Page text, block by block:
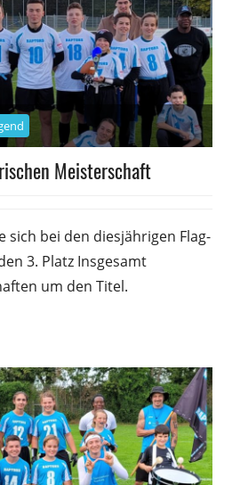
Meisterschaft
sich bei den diesjährigen Flag-
3. Platz Insgesamt
um den Titel.